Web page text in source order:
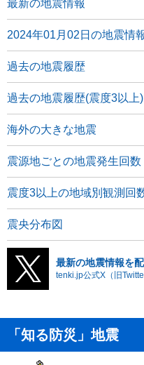
最新の地震情報
2024年01月02日の地震情
過去の地震履歴
過去の地震履歴(震度3以上)
海外の大きな地震
震源地ごとの地震発生回数
震度3以上の地域別観測回
震央分布図
最新の地震情報を
tenki.jp公式X（旧
「知る防災」地震